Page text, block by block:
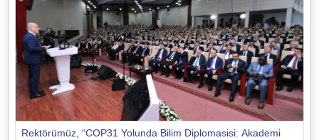
Rektörümüz, “COP31 Yolunda Bilim Diplomasisi: Akademi